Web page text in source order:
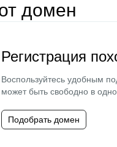
домен
Регистрация
Воспользуйтесь удобным
может быть свободно в
Подобрать домен